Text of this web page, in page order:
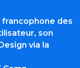
francophone des
son
via la